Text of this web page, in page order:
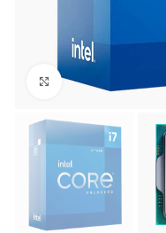
Click to enlarge